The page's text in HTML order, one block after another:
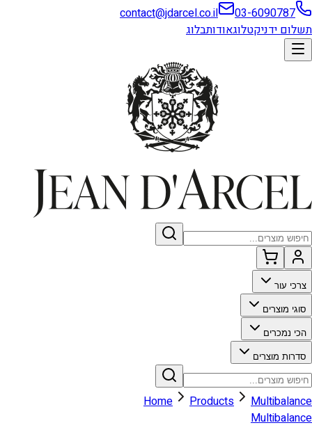
03-6090787
contact@jdarcel.co.il
תשלום ידניקטלוגאודותבלוג
צרכי עור
סוגי מוצרים
הכי נמכרים
סדרות מוצרים
Home Products
Multibalance
Multibalance